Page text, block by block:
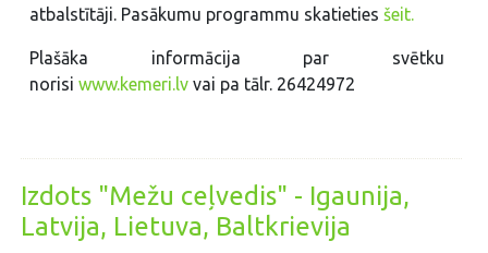
atbalstītāji. Pasākumu programmu skatietiesšeit.
Plašāka informācija par svētku
norisiwww.kemeri.lv vai pa tālr. 26424972
Izdots "Mežu ceļvedis" - Igaunija,
Latvija, Lietuva, Baltkrievija